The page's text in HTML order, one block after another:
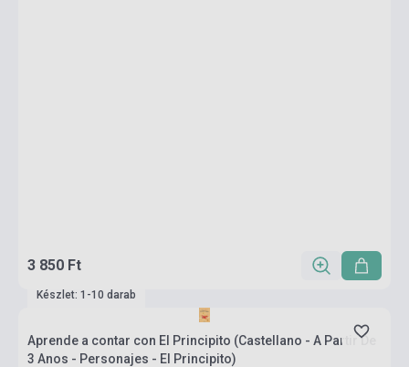
3 850 Ft
Készlet: 1-10 darab
Aprende a contar con El Principito (Castellano - A Partir De
3 Anos - Personajes - El Principito)